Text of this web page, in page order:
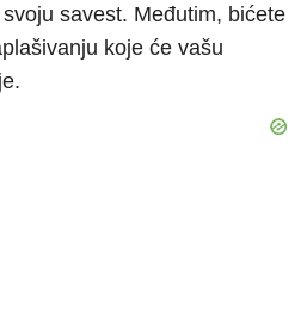
savest. Međutim, bićete
koje će vašu